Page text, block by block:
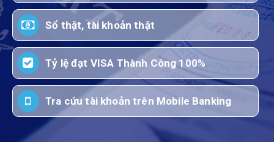
Sổ thật, tài khoản thật
Tỷ lệ đạt VISA Thành Công 100%
Tra cứu tài khoản trên Mobile Banking